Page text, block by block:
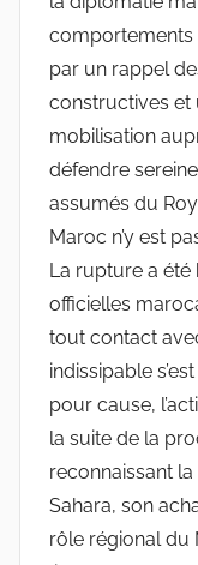
comportements
par un rappel
constructives et
mobilisation
défendre
assumés du
Maroc n’y est
La rupture a été
officielles
tout contact
indissipable
pour cause,
la suite de la
reconnaissant
Sahara, son
rôle régional du